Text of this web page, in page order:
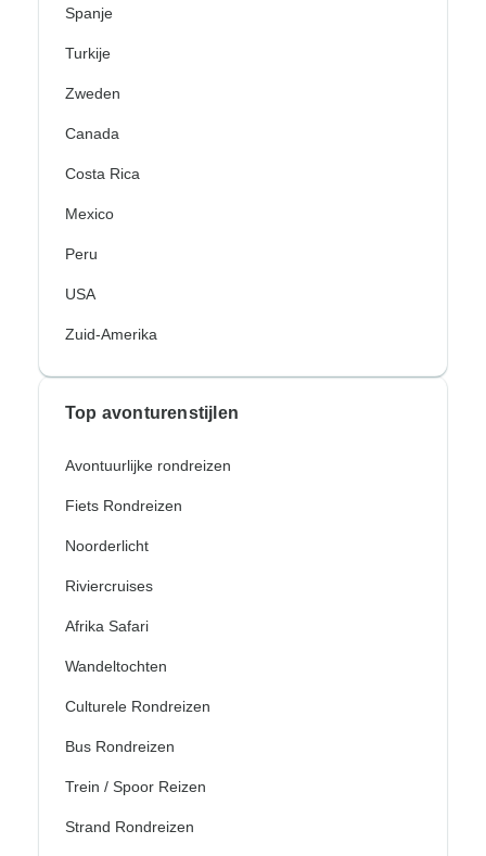
Spanje
Turkije
Zweden
Canada
Costa Rica
Mexico
Peru
USA
Zuid-Amerika
Top avonturenstijlen
Avontuurlijke rondreizen
Fiets Rondreizen
Noorderlicht
Riviercruises
Afrika Safari
Wandeltochten
Culturele Rondreizen
Bus Rondreizen
Trein / Spoor Reizen
Strand Rondreizen